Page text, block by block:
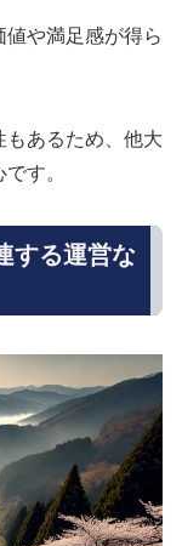
値や満足感が得ら
もあるため、他大
す。
する運営な